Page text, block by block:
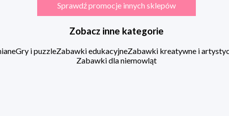
Sprawdź promocje innych sklepów
Zobacz inne kategorie
Gry i puzzleZabawki edukacyjneZabawki kreatywne i
Zabawki dla niemowląt